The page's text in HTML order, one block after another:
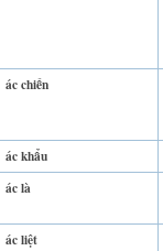
ác chiến
ác khẩu
ác là
ác liệt